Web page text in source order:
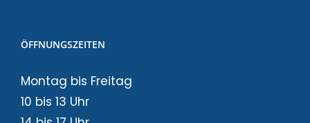
ÖFFNUNGSZEITEN
Montag bis Freitag
10 bis 13 Uhr